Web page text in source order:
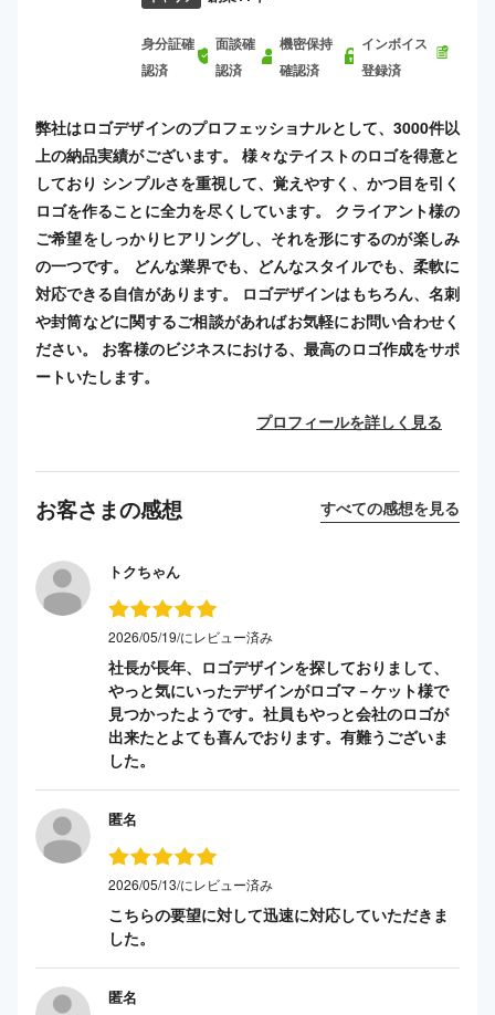
身分証確
認済
面談確
認済
機密保持
確認済
インボイス
登録済
弊社はロゴデザインのプロフェッショナルとして、3000件以
上の納品実績がございます。 様々なテイストのロゴを得意と
しており シンプルさを重視して、覚えやすく、かつ目を引く
ロゴを作ることに全力を尽くしています。 クライアント様の
ご希望をしっかりヒアリングし、それを形にするのが楽しみ
の一つです。 どんな業界でも、どんなスタイルでも、柔軟に
対応できる自信があります。 ロゴデザインはもちろん、名刺
や封筒などに関するご相談があればお気軽にお問い合わせく
ださい。 お客様のビジネスにおける、最高のロゴ作成をサポ
ートいたします。
プロフィールを詳しく見る
お客さまの感想 すべての感想を見る
トクちゃん
2026/05/19/にレビュー済み
社長が長年、ロゴデザインを探しておりまして、
やっと気にいったデザインがロゴマ－ケット様で
見つかったようです。社員もやっと会社のロゴが
出来たとよても喜んでおります。有難うございま
した。
匿名
2026/05/13/にレビュー済み
こちらの要望に対して迅速に対応していただきま
した。
匿名